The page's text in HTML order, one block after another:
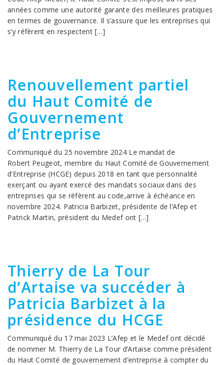
années comme une autorité garante des meilleures pratiques
en termes de gouvernance. Il s’assure que les entreprises qui
s’y réfèrent en respectent […]
Renouvellement partiel
du Haut Comité de
Gouvernement
d’Entreprise
Communiqué du 25 novembre 2024 Le mandat de
Robert Peugeot, membre du Haut Comité de Gouvernement
d’Entreprise (HCGE) depuis 2018 en tant que personnalité
exerçant ou ayant exercé des mandats sociaux dans des
entreprises qui se réfèrent au code,arrive à échéance en
novembre 2024. Patricia Barbizet, présidente de l’Afep et
Patrick Martin, président du Medef ont […]
Thierry de La Tour
d’Artaise va succéder à
Patricia Barbizet à la
présidence du HCGE
Communiqué du 17 mai 2023 L’Afep et le Medef ont décidé
de nommer M. Thierry de La Tour d’Artaise comme président
du Haut Comité de gouvernement d’entreprise à compter du